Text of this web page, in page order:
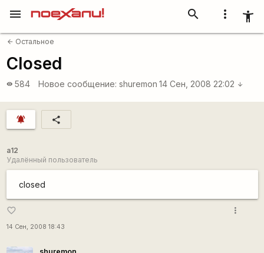
more_vert accessibility_new
search
menu
arrow_back Остальное
Closed
visibility 584 Новое сообщение: shuremon 14 Сен, 2008 22:02 arrow_downward
notifications_active share
a12
Удалённый пользователь
closed
favorite_border
14 Сен, 2008 18:43
more_vert